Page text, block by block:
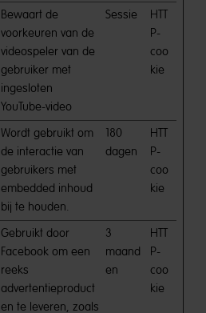
Bewaart de
voorkeuren van de
videospeler van de
gebruiker met
ingesloten
YouTube-video
Sessie
HTT
P-
coo
kie
Wordt gebruikt om
de interactie van
gebruikers met
embedded inhoud
bij te houden.
180
dagen
HTT
P-
coo
kie
Gebruikt door
Facebook om een
reeks
advertentieproduct
en te leveren, zoals
3
maand
en
HTT
P-
coo
kie